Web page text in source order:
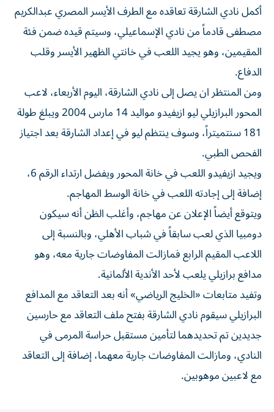
أكمل نادي الشارقة تعاقده مع الطرف الأيسر المصري عبدالكريم
مصطفى قادماً من نادي الإسماعيلي، وسيتم قيده ضمن فئة
المقيمين، وهو يجيد اللعب في خانتي الظهير الأيسر وقلب
الدفاع.
ومن المنتظر ان يصل إلى نادي الشارقة، اليوم الأربعاء، لاعب
المحور البرازيلي ليو ازيفيدو مواليد 14 مارس 2004 ويبلغ طولة
181 سنتميتراً، وسوف ينتظم ليو في إعداد الشارقة بعد اجتياز
الفحص الطبي.
ويجيد ازيفيدو اللعب في خانة المحور ويفضل ارتداء الرقم 6،
إضافة إلى إجادته اللعب في خانة الوسط المهاجم.
ويتوقع أيضاً الإعلان عن مهاجم، وأغلب الظن أنه سيكون
دومبيا الذي لعب سابقاً في شباب الأهلي، وبالنسبة إلى
اللاعب المقيم الرابع فمازالت المفاوضات جارية معه، وهو
مدافع برازيلي يلعب لأحد الأندية الألمانية.
وتفيد متابعات «الخليج الرياضي» أنه بعد التعاقد مع المدافع
البرازيلي سيقوم نادي الشارقة بفتح ملف التعاقد مع حارسين
جديدين تم تحديدهما لتأمين مستقبل حراسة المرمى في
النادي، ومازالت المفاوضات جارية معهما، إضافة إلى التعاقد
مع لاعبين موهوبين.